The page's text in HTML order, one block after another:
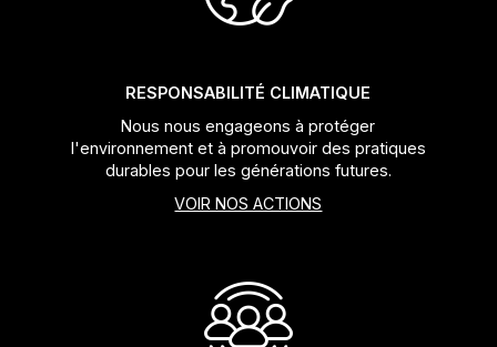
RESPONSABILITÉ CLIMATIQUE
Nous nous engageons à protéger
l'environnement et à promouvoir des pratiques
durables pour les générations futures.
VOIR NOS ACTIONS
Porte-bagages
Porte-vélos
Leviers de vitesses
Pédaliers et plateaux